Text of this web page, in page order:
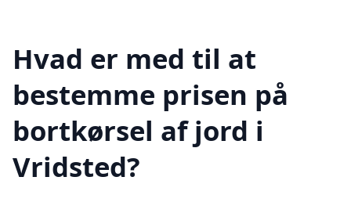
Hvad er med til at
bestemme prisen på
bortkørsel af jord i
Vridsted?